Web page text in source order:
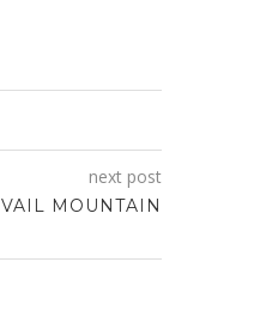
next post
VAIL MOUNTAIN